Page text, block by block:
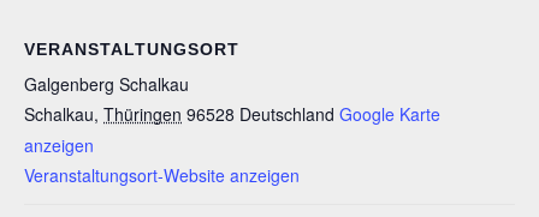
VERANSTALTUNGSORT
Galgenberg Schalkau
Schalkau, Thüringen 96528 Deutschland Google Karte
anzeigen
Veranstaltungsort-Website anzeigen